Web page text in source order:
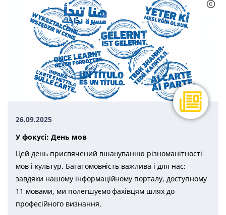
26.09.2025
У фокусі: День мов
Цей день присвячений вшануванню різноманітності
мов і культур. Багатомовність важлива і для нас:
завдяки нашому інформаційному порталу, доступному
11 мовами, ми полегшуємо фахівцям шлях до
професійного визнання.